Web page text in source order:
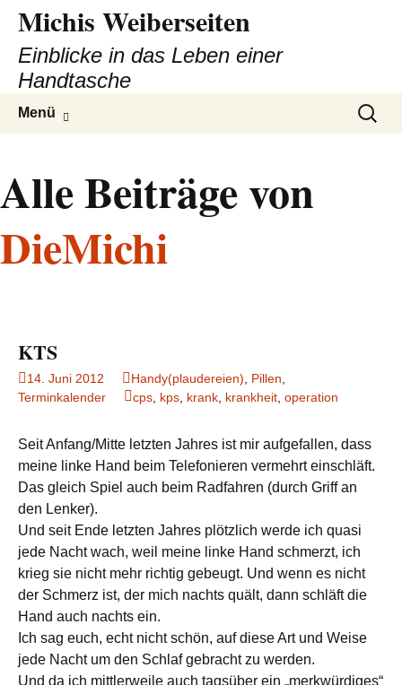
Michis Weiberseiten
Einblicke in das Leben einer
Handtasche
Menü
Suchen
nach:
Alle Beiträge von
DieMichi
KTS
14. Juni 2012 Handy(plaudereien) Pillen
Terminkalender
cps kps krank krankheit operation
Seit Anfang/Mitte letzten Jahres ist mir aufgefallen, dass
meine linke Hand beim Telefonieren vermehrt einschläft.
Das gleich Spiel auch beim Radfahren (durch Griff an
den Lenker).
Und seit Ende letzten Jahres plötzlich werde ich quasi
jede Nacht wach, weil meine linke Hand schmerzt, ich
krieg sie nicht mehr richtig gebeugt. Und wenn es nicht
der Schmerz ist, der mich nachts quält, dann schläft die
Hand auch nachts ein.
Ich sag euch, echt nicht schön, auf diese Art und Weise
jede Nacht um den Schlaf gebracht zu werden.
Und da ich mittlerweile auch tagsüber ein „merkwürdiges“